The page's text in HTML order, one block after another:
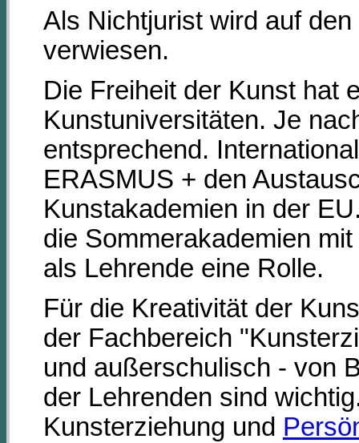
Als Nichtjurist wird auf
verwiesen.
Die Freiheit der Kunst hat
Kunstuniversitäten. Je
entsprechend.
ERASMUS + den
Kunstakademien in der
die Sommerakademien
als Lehrende eine Rolle.
Für die Kreativität der
der Fachbereich
und außerschulisch - von
der Lehrenden sind
Kunsterziehung und